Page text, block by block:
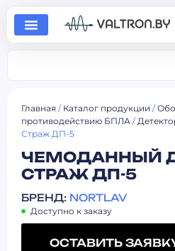
Главная / Каталог продукции /
противодействию БПЛА /
Страж ДП-5
ЧЕМОДАННЫЙ
СТРАЖ ДП-5
БРЕНД: NORTLAV
Доступно к заказу
ОСТАВИТЬ